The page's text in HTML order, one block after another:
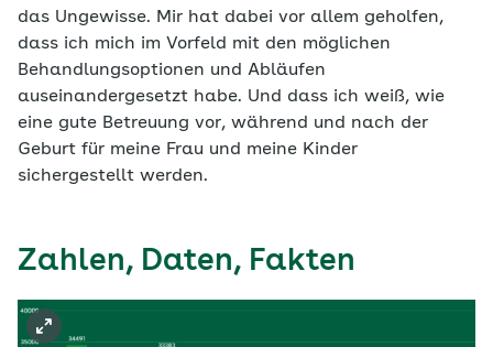
das Ungewisse. Mir hat dabei vor allem geholfen,
dass ich mich im Vorfeld mit den möglichen
Behandlungsoptionen und Abläufen
auseinandergesetzt habe. Und dass ich weiß, wie
eine gute Betreuung vor, während und nach der
Geburt für meine Frau und meine Kinder
sichergestellt werden.
Zahlen, Daten, Fakten